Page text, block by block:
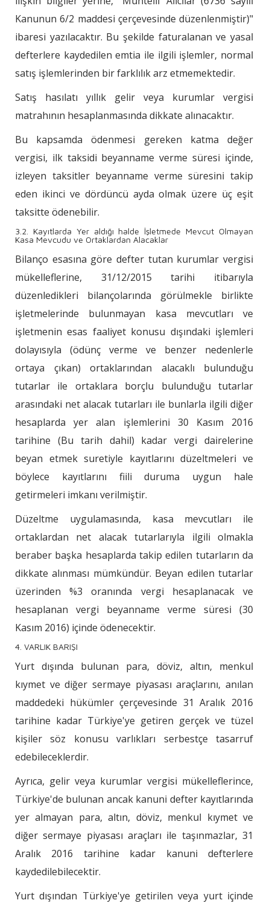
Kanunun 6/2 maddesi çerçevesinde düzenlenmiştir)"
ibaresi yazılacaktır. Bu şekilde faturalanan ve yasal
defterlere kaydedilen emtia ile ilgili işlemler, normal
satış işlemlerinden bir farklılık arz etmemektedir.
Satış hasılatı yıllık gelir veya kurumlar vergisi
matrahının hesaplanmasında dikkate alınacaktır.
Bu kapsamda ödenmesi gereken katma değer
vergisi, ilk taksidi beyanname verme süresi içinde,
izleyen taksitler beyanname verme süresini takip
eden ikinci ve dördüncü ayda olmak üzere üç eşit
taksitte ödenebilir.
3.2. Kayıtlarda Yer aldığı halde İşletmede Mevcut Olmayan
Kasa Mevcudu ve Ortaklardan Alacaklar
Bilanço esasına göre defter tutan kurumlar vergisi
mükelleflerine, 31/12/2015 tarihi itibarıyla
düzenledikleri bilançolarında görülmekle birlikte
işletmelerinde bulunmayan kasa mevcutları ve
işletmenin esas faaliyet konusu dışındaki işlemleri
dolayısıyla (ödünç verme ve benzer nedenlerle
ortaya çıkan) ortaklarından alacaklı bulunduğu
tutarlar ile ortaklara borçlu bulunduğu tutarlar
arasındaki net alacak tutarları ile bunlarla ilgili diğer
hesaplarda yer alan işlemlerini 30 Kasım 2016
tarihine (Bu tarih dahil) kadar vergi dairelerine
beyan etmek suretiyle kayıtlarını düzeltmeleri ve
böylece kayıtlarını fiili duruma uygun hale
getirmeleri imkanı verilmiştir.
Düzeltme uygulamasında, kasa mevcutları ile
ortaklardan net alacak tutarlarıyla ilgili olmakla
beraber başka hesaplarda takip edilen tutarların da
dikkate alınması mümkündür. Beyan edilen tutarlar
üzerinden %3 oranında vergi hesaplanacak ve
hesaplanan vergi beyanname verme süresi (30
Kasım 2016) içinde ödenecektir.
4. VARLIK BARIŞI
Yurt dışında bulunan para, döviz, altın, menkul
kıymet ve diğer sermaye piyasası araçlarını, anılan
maddedeki hükümler çerçevesinde 31 Aralık 2016
tarihine kadar Türkiye'ye getiren gerçek ve tüzel
kişiler söz konusu varlıkları serbestçe tasarruf
edebileceklerdir.
Ayrıca, gelir veya kurumlar vergisi mükelleflerince,
Türkiye'de bulunan ancak kanuni defter kayıtlarında
yer almayan para, altın, döviz, menkul kıymet ve
diğer sermaye piyasası araçları ile taşınmazlar, 31
Aralık 2016 tarihine kadar kanuni defterlere
kaydedilebilecektir.
Yurt dışından Türkiye'ye getirilen veya yurt içinde